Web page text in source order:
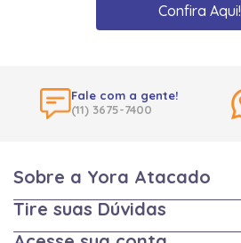
Confira Aqui!
Fale com a gente!
(11) 3675-7400
Sobre a Yora Atacado
Tire suas Dúvidas